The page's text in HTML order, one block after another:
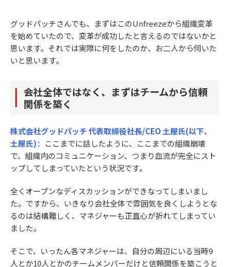
グッドパッチさんでも、まずはこのUnfreezeから組織変革
を始めていたので、変革が成功したと言えるのではないかと
思います。それでは実際に何をしたのか、お二人から伺いた
いと思います。
会社全体ではなく、まずはチームから信頼
関係を築く
株式会社グッドパッチ 代表取締役社長/CEO 土屋氏(以下、
土屋氏)：ここまでに話したように、ここまでの組織崩壊
で、組織内のコミュニケーション、つまり血流が完全にスト
ップしてしまっていたという状況です。
全くオープンなディスカッションができなってしまいまし
た。ですから、いきなり会社全体で雰囲気を良くしようとな
るのは結構難しく、マネジャーも正直心が折れてしまってい
ました。
そこで、いったん各マネジャーは、自分の周辺にいる当時9
人とか10人とかのチームメンバーだけと信頼関係を築こうと